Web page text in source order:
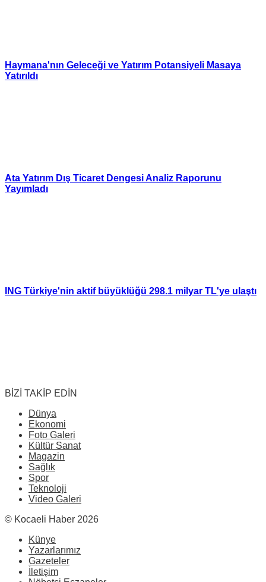
Haymana'nın Geleceği ve Yatırım Potansiyeli Masaya
Yatırıldı
Ata Yatırım Dış Ticaret Dengesi Analiz Raporunu
Yayımladı
ING Türkiye'nin aktif büyüklüğü 298.1 milyar TL'ye ulaştı
BİZİ TAKİP EDİN
Dünya
Ekonomi
Foto Galeri
Kültür Sanat
Magazin
Sağlık
Spor
Teknoloji
Video Galeri
© Kocaeli Haber 2026
Künye
Yazarlarımız
Gazeteler
İletişim